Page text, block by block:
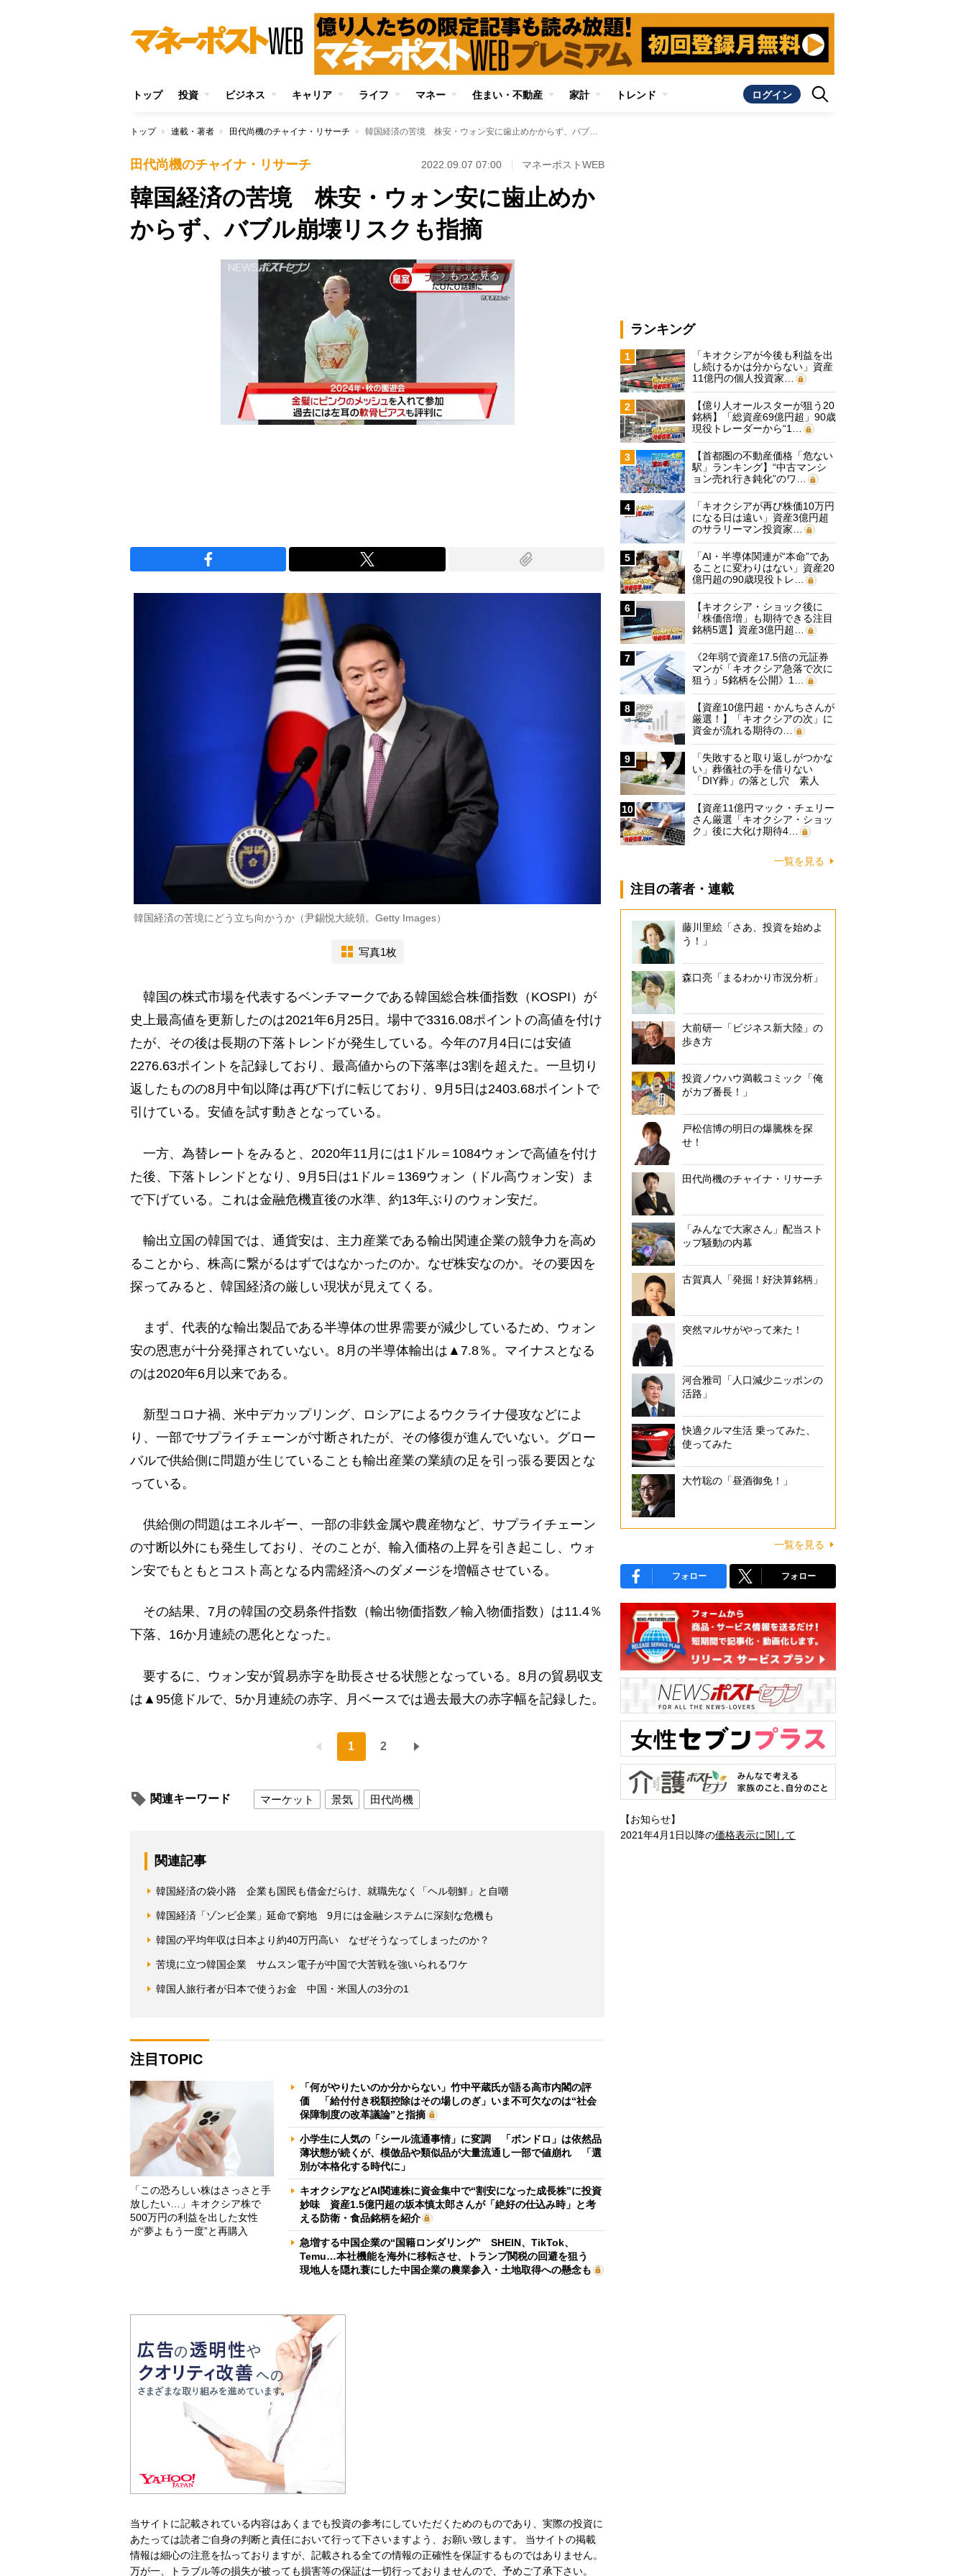
トップ 投資 ビジネス キャリア ライフ マネー 住まい・不動産 家計 トレンド ログイン
トップ 連載・著者 田代尚機のチャイナ・リサーチ 韓国経済の苦境 株安・ウォン安に歯止めかからず、バブル崩壊リスクも指摘
田代尚機のチャイナ・リサーチ 2022.09.07 07:00 マネーポストWEB
韓国経済の苦境 株安・ウォン安に歯止めか
からず、バブル崩壊リスクも指摘
arrow_forward_ios もっと見る
韓国経済の苦境にどう立ち向かうか（尹錫悦大統領。Getty Images）
写真1枚
韓国の株式市場を代表するベンチマークである韓国総合株価指数（KOSPI）が
史上最高値を更新したのは2021年6月25日。場中で3316.08ポイントの高値を付け
たが、その後は長期の下落トレンドが発生している。今年の7月4日には安値
2276.63ポイントを記録しており、最高値からの下落率は3割を超えた。一旦切り
返したものの8月中旬以降は再び下げに転じており、9月5日は2403.68ポイントで
引けている。安値を試す動きとなっている。
一方、為替レートをみると、2020年11月には1ドル＝1084ウォンで高値を付け
た後、下落トレンドとなり、9月5日は1ドル＝1369ウォン（ドル高ウォン安）ま
で下げている。これは金融危機直後の水準、約13年ぶりのウォン安だ。
輸出立国の韓国では、通貨安は、主力産業である輸出関連企業の競争力を高め
ることから、株高に繋がるはずではなかったのか。なぜ株安なのか。その要因を
探ってみると、韓国経済の厳しい現状が見えてくる。
まず、代表的な輸出製品である半導体の世界需要が減少しているため、ウォン
安の恩恵が十分発揮されていない。8月の半導体輸出は▲7.8％。マイナスとなる
のは2020年6月以来である。
新型コロナ禍、米中デカップリング、ロシアによるウクライナ侵攻などによ
り、一部でサプライチェーンが寸断されたが、その修復が進んでいない。グロー
バルで供給側に問題が生じていることも輸出産業の業績の足を引っ張る要因とな
っている。
供給側の問題はエネルギー、一部の非鉄金属や農産物など、サプライチェーン
の寸断以外にも発生しており、そのことが、輸入価格の上昇を引き起こし、ウォ
ン安でもともとコスト高となる内需経済へのダメージを増幅させている。
その結果、7月の韓国の交易条件指数（輸出物価指数／輸入物価指数）は11.4％
下落、16か月連続の悪化となった。
要するに、ウォン安が貿易赤字を助長させる状態となっている。8月の貿易収支
は▲95億ドルで、5か月連続の赤字、月ベースでは過去最大の赤字幅を記録した。
1 2
関連キーワード マーケット 景気 田代尚機
関連記事
韓国経済の袋小路 企業も国民も借金だらけ、就職先なく「ヘル朝鮮」と自嘲
韓国経済「ゾンビ企業」延命で窮地 9月には金融システムに深刻な危機も
韓国の平均年収は日本より約40万円高い なぜそうなってしまったのか？
苦境に立つ韓国企業 サムスン電子が中国で大苦戦を強いられるワケ
韓国人旅行者が日本で使うお金 中国・米国人の3分の1
注目TOPIC
「この恐ろしい株はさっさと手
放したい…」キオクシア株で
500万円の利益を出した女性
が“夢よもう一度”と再購入
「何がやりたいのか分からない」竹中平蔵氏が語る高市内閣の評
価 「給付付き税額控除はその場しのぎ」いま不可欠なのは“社会
保障制度の改革議論”と指摘
小学生に人気の「シール流通事情」に変調 「ボンドロ」は依然品
薄状態が続くが、模倣品や類似品が大量流通し一部で値崩れ 「選
別が本格化する時代に」
キオクシアなどAI関連株に資金集中で“割安になった成長株”に投資
妙味 資産1.5億円超の坂本慎太郎さんが「絶好の仕込み時」と考
える防衛・食品銘柄を紹介
急増する中国企業の“国籍ロンダリング” SHEIN、TikTok、
Temu…本社機能を海外に移転させ、トランプ関税の回避を狙う
現地人を隠れ蓑にした中国企業の農業参入・土地取得への懸念も
当サイトに記載されている内容はあくまでも投資の参考にしていただくためのものであり、実際の投資に
あたっては読者ご自身の判断と責任において行って下さいますよう、お願い致します。 当サイトの掲載
情報は細心の注意を払っておりますが、記載される全ての情報の正確性を保証するものではありません。
万が一、トラブル等の損失が被っても損害等の保証は一切行っておりませんので、予めご了承下さい。
ランキング
1
「キオクシアが今後も利益を出
し続けるかは分からない」資産
11億円の個人投資家…
2
【億り人オールスターが狙う20
銘柄】「総資産69億円超」90歳
現役トレーダーから“1…
3
【首都圏の不動産価格「危ない
駅」ランキング】“中古マンシ
ョン売れ行き鈍化”のワ…
4
「キオクシアが再び株価10万円
になる日は遠い」資産3億円超
のサラリーマン投資家…
5
「AI・半導体関連が“本命”であ
ることに変わりはない」資産20
億円超の90歳現役トレ…
6
【キオクシア・ショック後に
「株価倍増」も期待できる注目
銘柄5選】資産3億円超…
7
《2年弱で資産17.5倍の元証券
マンが「キオクシア急落で次に
狙う」5銘柄を公開》1…
8
【資産10億円超・かんちさんが
厳選！】「キオクシアの次」に
資金が流れる期待の…
9
「失敗すると取り返しがつかな
い」葬儀社の手を借りない
「DIY葬」の落とし穴 素人
に…
10
【資産11億円マック・チェリー
さん厳選「キオクシア・ショッ
ク」後に大化け期待4…
一覧を見る
注目の著者・連載
藤川里絵「さあ、投資を始めよ
う！」
森口亮「まるわかり市況分析」
大前研一「ビジネス新大陸」の
歩き方
投資ノウハウ満載コミック「俺
がカブ番長！」
戸松信博の明日の爆騰株を探
せ！
田代尚機のチャイナ・リサーチ
「みんなで大家さん」配当スト
ップ騒動の内幕
古賀真人「発掘！好決算銘柄」
突然マルサがやって来た！
河合雅司「人口減少ニッポンの
活路」
快適クルマ生活 乗ってみた、
使ってみた
大竹聡の「昼酒御免！」
一覧を見る
フォロー フォロー
【お知らせ】
2021年4月1日以降の価格表示に関して